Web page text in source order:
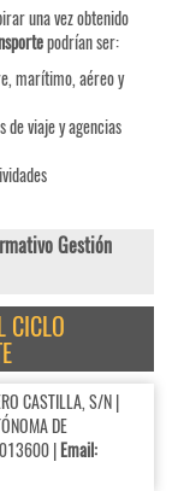
una vez obtenido
podrían ser:
marítimo, aéreo y
de viaje y agencias
Gestión
CICLO
CASTILLA, S/N |
DE
|Email: